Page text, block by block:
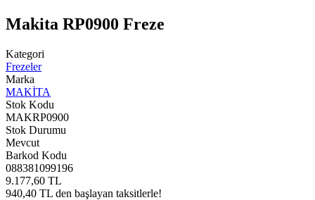
Makita RP0900 Freze
Kategori
Frezeler
Marka
MAKİTA
Stok Kodu
MAKRP0900
Stok Durumu
Mevcut
Barkod Kodu
088381099196
9.177,60 TL
940,40 TL den başlayan taksitlerle!